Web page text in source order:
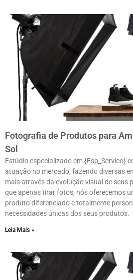
Fotografia de Produtos para
Sol
Estúdio especializado em {Esp_Servico}
atuação no mercado, fazendo diversas
mais através da evolução visual de seus
que apenas tirar fotos, nós oferecemos
produto diferenciado e totalmente
necessidades únicas dos seus produtos.
Leia Mais »